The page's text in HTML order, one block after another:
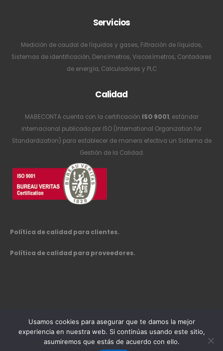
Servicios
Medición de caudal de líquidos y gases, Filtración de líquidos,
Sistemas de identificación, Densímetros, Viscosímetros, Contadores
de energía, Calculadores y PLC
Calidad
MABECONTA cuenta con la certificación ISO 9001, estándar
internacional publicado por ISO (International Organization for
Standardization) para establecer de manera efectiva un Sistema de
Gestión de la Calidad.
Política de calidad para clientes.
Política de calidad para proveedores.
Usamos cookies para asegurar que te damos la mejor
experiencia en nuestra web. Si continúas usando este sitio,
asumiremos que estás de acuerdo con ello.